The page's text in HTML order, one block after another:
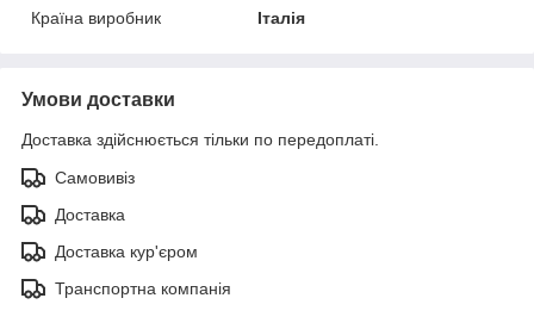
Країна виробник
Італія
Умови доставки
Доставка здійснюється тільки по передоплаті.
Самовивіз
Доставка
Доставка кур'єром
Транспортна компанія